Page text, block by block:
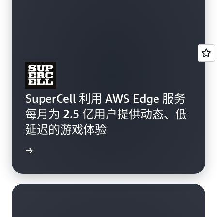
SuperCell 利用 AWS Edge 服务
每月为 2.5 亿用户提供动态、低
延迟的游戏体验